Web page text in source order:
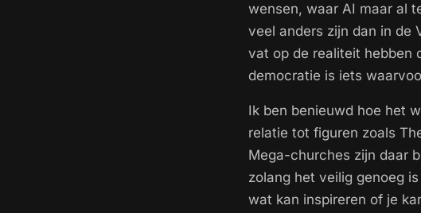
wensen, waar AI maar al
veel anders zijn dan in de
vat op de realiteit hebben
democratie is iets
Ik ben benieuwd hoe het
relatie tot figuren zoals
Mega-churches zijn daar
zolang het veilig genoeg
wat kan inspireren of je